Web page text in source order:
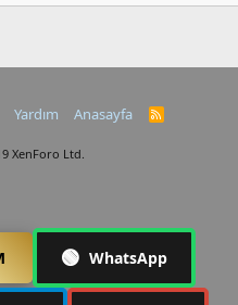
Yardım Anasayfa
R
XenForo Ltd.
🟢 WhatsApp